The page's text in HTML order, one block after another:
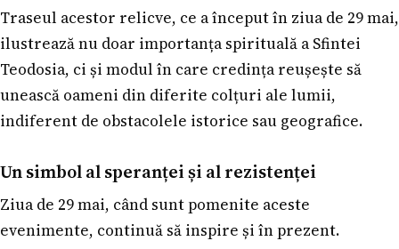
Traseul acestor relicve, ce a început în ziua de 29 mai,
ilustrează nu doar importanța spirituală a Sfintei
Teodosia, ci și modul în care credința reușește să
unească oameni din diferite colțuri ale lumii,
indiferent de obstacolele istorice sau geografice.
Un simbol al speranței și al rezistenței
Ziua de 29 mai, când sunt pomenite aceste
evenimente, continuă să inspire și în prezent.